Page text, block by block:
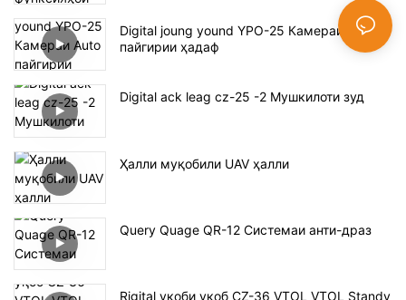
Digital joung yound YPO-25 Камераи Auto
пайгирии ҳадаф
Digital ack leag cz-25 -2 Мушкилоти зуд
Ҳалли муқобили UAV ҳалли
Query Quage QR-12 Системаи анти-драз
Rigital уқоби уқоб CZ-36 VTOL VTOL Standy